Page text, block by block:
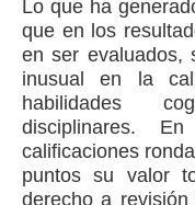
Lo que ha
que en los
en ser evaluados,
inusual en la
habilidades
disciplinares.
calificaciones
puntos su valor
derecho a